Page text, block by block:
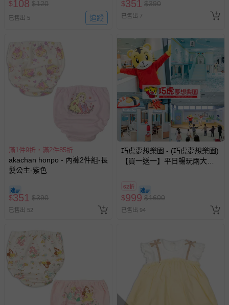
$108 $120
已售出 5 追蹤
$351 $390
已售出 7
滿1件9折，滿2件85折
akachan honpo - 內褲2件組-長
髮公主-紫色
$351 $390
已售出 52
巧虎夢想樂園 - (巧虎夢想樂園)
【買一送一】平日暢玩兩大一
2026/10/16 正券逾期視同現金
券使用
62折
$999 $1600
已售出 94